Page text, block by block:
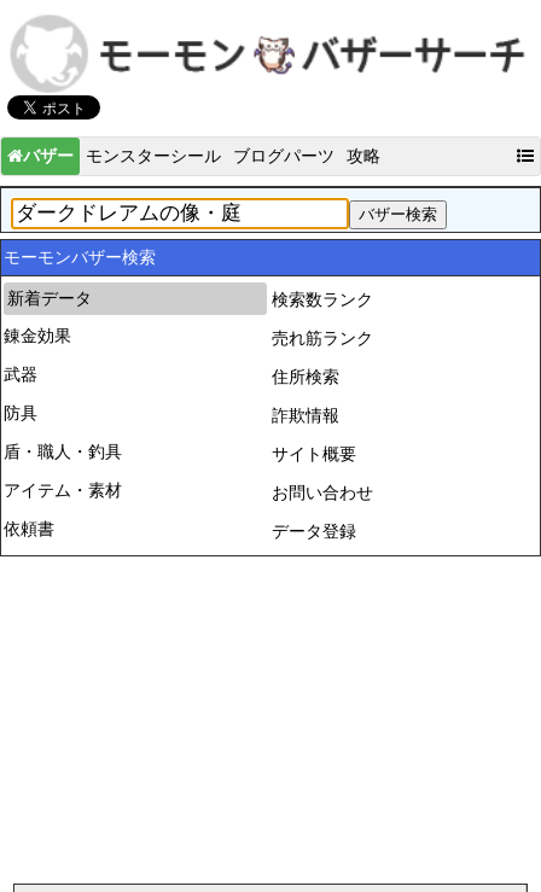
バザー モンスターシール ブログパーツ 攻略
モーモンバザー検索
新着データ
錬金効果
武器
防具
盾・職人・釣具
アイテム・素材
依頼書
検索数ランク
売れ筋ランク
住所検索
詐欺情報
サイト概要
お問い合わせ
データ登録